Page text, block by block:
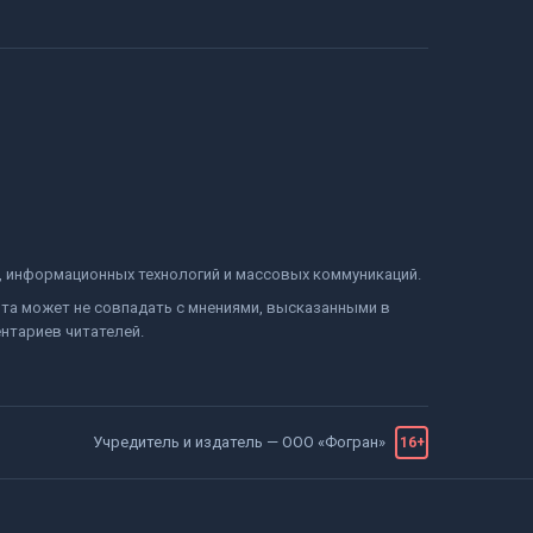
технологий и массовых коммуникаций.
может не совпадать с мнениями, высказанными в
читателей.
Учредитель и издатель — ООО «Фогран» 16+